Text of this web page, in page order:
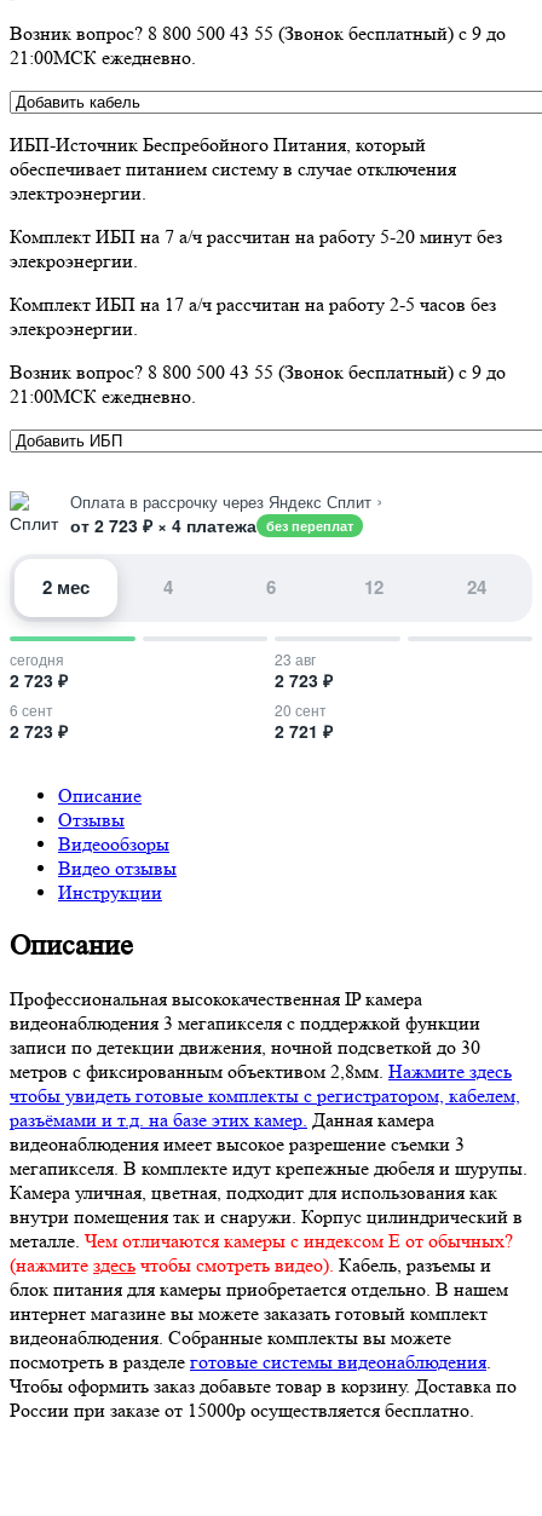
Возник вопрос? 8 800 500 43 55 (Звонок бесплатный) с 9 до
21:00МСК ежедневно.
ИБП-Источник Беспребойного Питания, который
обеспечивает питанием систему в случае отключения
электроэнергии.
Комплект ИБП на 7 а/ч рассчитан на работу 5-20 минут без
элекроэнергии.
Комплект ИБП на 17 а/ч рассчитан на работу 2-5 часов без
элекроэнергии.
Возник вопрос? 8 800 500 43 55 (Звонок бесплатный) с 9 до
21:00МСК ежедневно.
Оплата в рассрочку через Яндекс Сплит ›
от 2 723 ₽ × 4 платежа без переплат
2 мес 4 6 12 24
сегодня
2 723 ₽
23 авг
2 723 ₽
6 сент
2 723 ₽
20 сент
2 721 ₽
Описание
Отзывы
Видеообзоры
Видео отзывы
Инструкции
Описание
Профессиональная высококачественная IP камера
видеонаблюдения 3 мегапикселя с поддержкой функции
записи по детекции движения, ночной подсветкой до 30
метров с фиксированным объективом 2,8мм. Нажмите здесь
чтобы увидеть готовые комплекты с регистратором, кабелем,
разъёмами и т.д. на базе этих камер. Данная камера
видеонаблюдения имеет высокое разрешение съемки 3
мегапикселя. В комплекте идут крепежные дюбеля и шурупы.
Камера уличная, цветная, подходит для использования как
внутри помещения так и снаружи. Корпус цилиндрический в
металле. Чем отличаются камеры с индексом Е от обычных?
(нажмите здесь чтобы смотреть видео). Кабель, разъемы и
блок питания для камеры приобретается отдельно. В нашем
интернет магазине вы можете заказать готовый комплект
видеонаблюдения. Собранные комплекты вы можете
посмотреть в разделе готовые системы видеонаблюдения
Чтобы оформить заказ добавьте товар в корзину. Доставка по
России при заказе от 15000р осуществляется бесплатно.